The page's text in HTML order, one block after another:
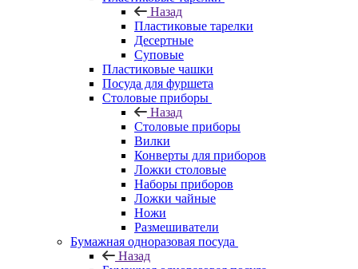
Назад
Пластиковые тарелки
Десертные
Суповые
Пластиковые чашки
Посуда для фуршета
Столовые приборы
Назад
Столовые приборы
Вилки
Конверты для приборов
Ложки столовые
Наборы приборов
Ложки чайные
Ножи
Размешиватели
Бумажная одноразовая посуда
Назад